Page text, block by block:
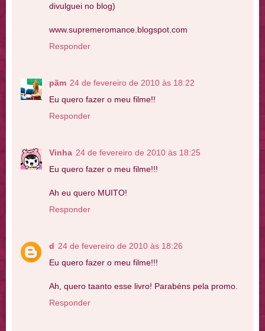
divulguei no blog)
www.supremeromance.blogspot.com
Responder
pãm 24 de fevereiro de 2010 às 18:22
Eu quero fazer o meu filme!!
Responder
Vinha 24 de fevereiro de 2010 às 18:25
Eu quero fazer o meu filme!!!
Ah eu quero MUITO!
Responder
d 24 de fevereiro de 2010 às 18:26
Eu quero fazer o meu filme!!!
Ah, quero taanto esse livro! Parabéns pela promo.
Responder